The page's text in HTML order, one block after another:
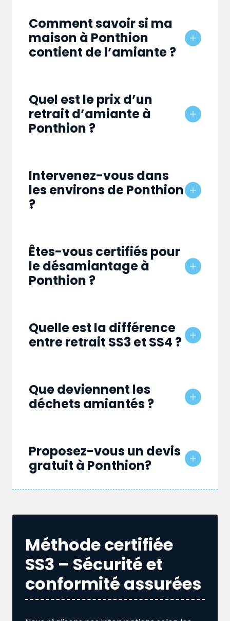
Comment savoir si ma
maison à Ponthion
contient de l’amiante ?
Quel est le prix d’un
retrait d’amiante à
Ponthion ?
Intervenez-vous dans
les environs de Ponthion
?
Êtes-vous certifiés pour
le désamiantage à
Ponthion ?
Quelle est la différence
entre retrait SS3 et SS4 ?
Que deviennent les
déchets amiantés ?
Proposez-vous un devis
gratuit à Ponthion?
Méthode certifiée
SS3 – Sécurité et
conformité assurées